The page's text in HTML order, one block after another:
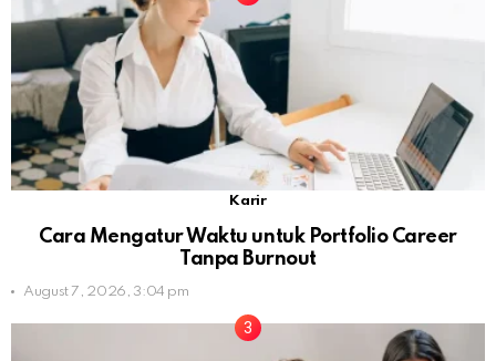
Karir
Cara Mengatur Waktu untuk Portfolio Career
Tanpa Burnout
August 7, 2026, 3:04 pm